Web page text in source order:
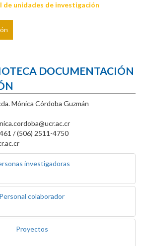
de unidades de investigación
DOCUMENTACIÓN
Mónica Córdoba Guzmán
/ (506) 2511-4750
investigadoras
Personal colaborador
Proyectos